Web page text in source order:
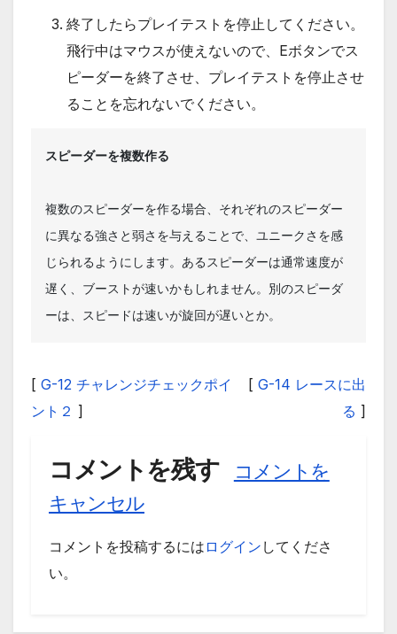
終了したらプレイテストを停止してください。
飛行中はマウスが使えないので、Eボタンでス
ピーダーを終了させ、プレイテストを停止させ
ることを忘れないでください。
スピーダーを複数作る
複数のスピーダーを作る場合、それぞれのスピーダー
に異なる強さと弱さを与えることで、ユニークさを感
じられるようにします。あるスピーダーは通常速度が
遅く、ブーストが速いかもしれません。別のスピーダ
ーは、スピードは速いが旋回が遅いとか。
[ G-12 チャレンジチェックポイ
ント２ ]
[ G-14 レースに出
る ]
コメントを残す
コメントを
キャンセル
コメントを投稿するには ログイン してくださ
い。